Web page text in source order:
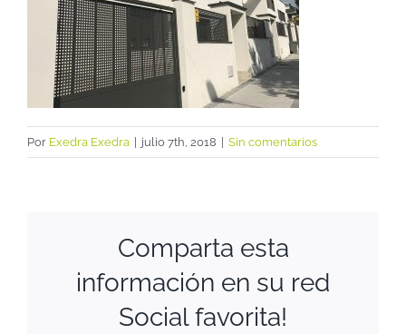
Por Exedra Exedra julio 7th, 2018 Sin comentarios
Comparta esta
información en su red
Social favorita!